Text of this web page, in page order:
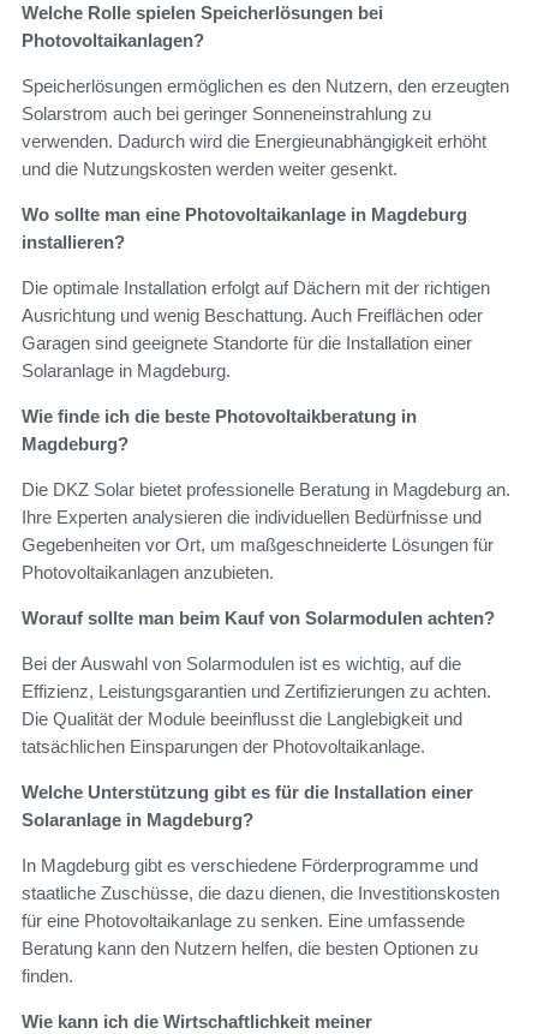
Welche Rolle spielen Speicherlösungen bei
Photovoltaikanlagen?
Speicherlösungen ermöglichen es den Nutzern, den erzeugten
Solarstrom auch bei geringer Sonneneinstrahlung zu
verwenden. Dadurch wird die Energieunabhängigkeit erhöht
und die Nutzungskosten werden weiter gesenkt.
Wo sollte man eine Photovoltaikanlage in Magdeburg
installieren?
Die optimale Installation erfolgt auf Dächern mit der richtigen
Ausrichtung und wenig Beschattung. Auch Freiflächen oder
Garagen sind geeignete Standorte für die Installation einer
Solaranlage in Magdeburg.
Wie finde ich die beste Photovoltaikberatung in
Magdeburg?
Die DKZ Solar bietet professionelle Beratung in Magdeburg an.
Ihre Experten analysieren die individuellen Bedürfnisse und
Gegebenheiten vor Ort, um maßgeschneiderte Lösungen für
Photovoltaikanlagen anzubieten.
Worauf sollte man beim Kauf von Solarmodulen achten?
Bei der Auswahl von Solarmodulen ist es wichtig, auf die
Effizienz, Leistungsgarantien und Zertifizierungen zu achten.
Die Qualität der Module beeinflusst die Langlebigkeit und
tatsächlichen Einsparungen der Photovoltaikanlage.
Welche Unterstützung gibt es für die Installation einer
Solaranlage in Magdeburg?
In Magdeburg gibt es verschiedene Förderprogramme und
staatliche Zuschüsse, die dazu dienen, die Investitionskosten
für eine Photovoltaikanlage zu senken. Eine umfassende
Beratung kann den Nutzern helfen, die besten Optionen zu
finden.
Wie kann ich die Wirtschaftlichkeit meiner